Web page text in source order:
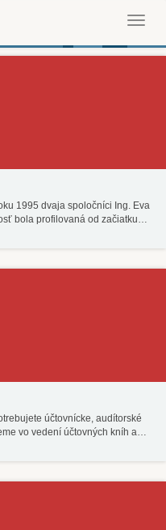
1995 dvaja spoločníci Ing. Eva
bola profilovaná od začiatku…
účtovnícke, audítorské
vo vedení účtovných kníh a…